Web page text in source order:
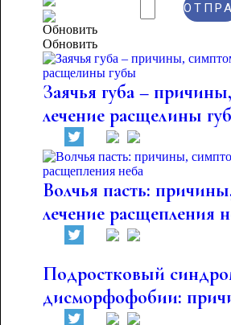
Обновить
Заячья губа –
лечение расщелины
Волчья пасть:
лечение расщепления
Подростковый
дисморфофобии: